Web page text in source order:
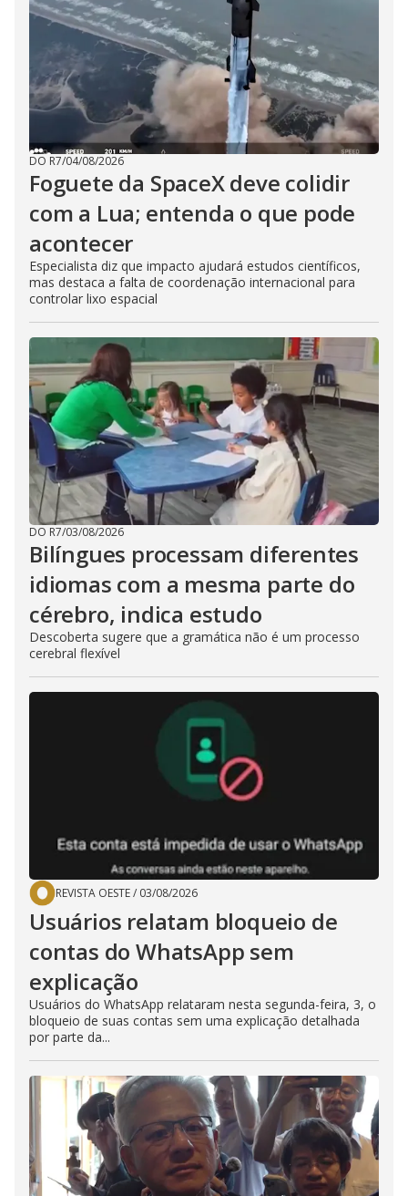
DO R7/04/08/2026
Foguete da SpaceX deve colidir
com a Lua; entenda o que pode
acontecer
Especialista diz que impacto ajudará estudos científicos,
mas destaca a falta de coordenação internacional para
controlar lixo espacial
DO R7/03/08/2026
Bilíngues processam diferentes
idiomas com a mesma parte do
cérebro, indica estudo
Descoberta sugere que a gramática não é um processo
cerebral flexível
REVISTA OESTE/ 03/08/2026
Usuários relatam bloqueio de
contas do WhatsApp sem
explicação
Usuários do WhatsApp relataram nesta segunda-feira, 3, o
bloqueio de suas contas sem uma explicação detalhada
por parte da...